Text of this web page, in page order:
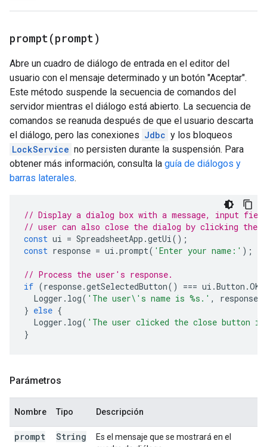
prompt(prompt)
Abre un cuadro de diálogo de entrada en el editor del
usuario con el mensaje determinado y un botón "Aceptar".
Este método suspende la secuencia de comandos del
servidor mientras el diálogo está abierto. La secuencia de
comandos se reanuda después de que el usuario descarta
el diálogo, pero las conexiones Jdbc y los bloqueos
LockService no persisten durante la suspensión. Para
obtener más información, consulta la guía de diálogos y
barras laterales.
// Display a dialog box with a message, input
// user can also close the dialog by clicking
const ui = SpreadsheetApp .getUi();
const response = ui .prompt( 'Enter your name:' );
// Process the user's response.
if (response.getSelectedButton() === ui .Button .OK
Logger . log( 'The user\'s name is %s.' , response
} else {
Logger . log( 'The user clicked the close
}
Parámetros
Nombre Tipo Descripción
prompt String
Es el mensaje que se mostrará en el